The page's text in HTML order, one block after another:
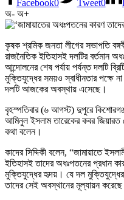
Facebook0 Tweet0
অ- অ+
কৃষক শ্রমিক জনতা লীগের সভাপতি
রাজনৈতিক ইতিহাসই দলটির বর্তমান
আন্দোলনের শেষ পর্যায় পর্যন্ত দলটি
মুক্তিযুদ্ধের সময়ও স্বাধীনতার পক্ষে
দলটি আজকের অবস্থায় এসেছে।
বৃহস্পতিবার (৬ আগস্ট) দুপুরে
আমিনুল ইসলাম তারেকের কবর জিয়ারত
কথা বলেন।
কাদের সিদ্দিকী বলেন, “জামায়াতে
ইতিহাসই তাদের অধঃপতনের প্রধান
মুক্তিযুদ্ধের হৃদয়। যে দল মুক্তিযুদ্ধের
তাদের সেই অবস্থানের মূল্যায়ন